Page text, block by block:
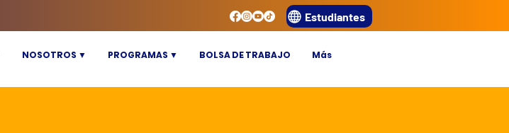
Estudiantes
NOSOTROS ▼ PROGRAMAS ▼ BOLSA DE TRABAJO Más